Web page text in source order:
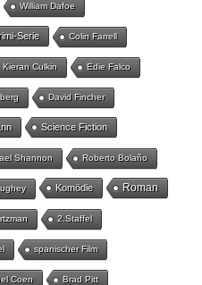
William Dafoe
Serie Colin Farrell
Kieran Culkin Edie Falco
David Fincher
Science Fiction
Shannon Roberto Bolaño
Komödie Roman
2.Staffel
spanischer Film
Coen Brad Pitt